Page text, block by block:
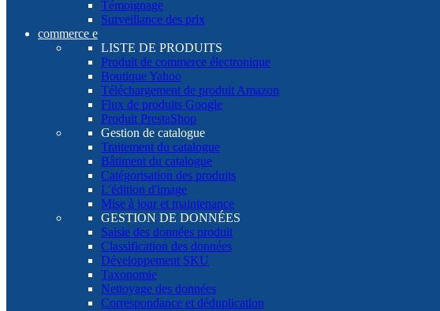
Témoignage
Surveillance des prix
commerce e
LISTE DE PRODUITS
Produit de commerce électronique
Boutique Yahoo
Téléchargement de produit Amazon
Flux de produits Google
Produit PrestaShop
Gestion de catalogue
Traitement du catalogue
Bâtiment du catalogue
Catégorisation des produits
L'édition d'image
Mise à jour et maintenance
GESTION DE DONNÉES
Saisie des données produit
Classification des données
Développement SKU
Taxonomie
Nettoyage des données
Correspondance et déduplication